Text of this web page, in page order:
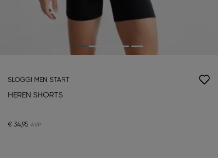
SLOGGI MEN START
HEREN SHORTS
€ 34,95